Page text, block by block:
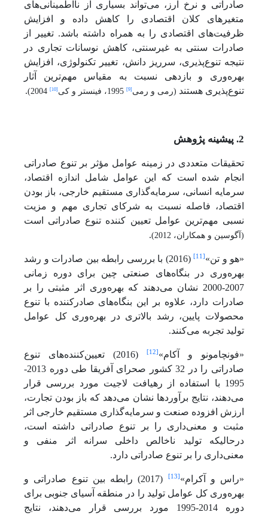
صادراتی و نرخ ارز، می‌تواند بسیاری از نااطمینانی‌های
متغیرهای کلان اقتصادی را کاهش داده و افزایش
ظرفیت‌های اقتصادی را به همراه داشته باشد. تغییر از
صادرات سنتی به غیرسنتی، کاهش نوسانات تجاری در
نتیجه تنوع‌پذیری، سرریز دانش، تغییر تکنولوژی، افزایش
بهره‌وری و بازدهی نسبت به مقیاس مهم‌ترین آثار
تنوع‌پذیری هستند (رمی و رمی [9]
[10]
.
2. پیشینه پژوهش
تحقیقات متعددی در زمینه عوامل مؤثر بر تنوع صادراتی
انجام شده است که این عوامل شامل اندازه اقتصاد،
سرمایه انسانی، سرمایه‌گذاری مستقیم خارجی، باز بودن
اقتصاد، فاصله نسبت به شرکای تجاری مهم و مزیت
نسبی مهم‌ترین عوامل تعیین کننده تنوع صادراتی است
(آگوسین و همکاران، 2012) . ‌
«هو و تن» [11]
(2016) با بررسی رابطه بین صادرات و رشد
بهره‌وری در بنگاه‌های صنعتی چین برای دوره زمانی
2007-2000 نشان می‌دهند که بهره‌وری اثر مثبتی را بر
صادرات دارد، علاوه بر این بنگاه‌های صادرکننده با تنوع
محصولات پایین، رشد بالاتری در بهره‌وری کل عوامل
تولید تجربه می‌کنند.
«فونچامونو و آکام» [12]
(2016) تعیین‌کننده‌های تنوع
صادراتی را در 32 کشور صحرای آفریقا طی دوره 2013-
1995 با استفاده از رهیافت لاجیت مورد بررسی قرار
می‌دهند، نتایج برآوردها نشان می‌دهد که باز بودن تجارت،
ارزش افزوده صنعت و سرمایه‌گذاری مستقیم خارجی اثر
مثبت و معنی‌داری را بر تنوع صادراتی داشته است،
درحالی­که تولید ناخالص داخلی سرانه اثر منفی و
معنی‌داری را بر تنوع صادراتی دارد.
«راس و آکرام» [13]
(2017) رابطه بین تنوع صادراتی و
بهره‌وری کل عوامل تولید را در منطقه آسیای جنوبی برای
دوره 2014-1995 مورد بررسی قرار می‌دهند، نتایج